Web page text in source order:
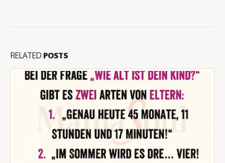
RELATED POSTS